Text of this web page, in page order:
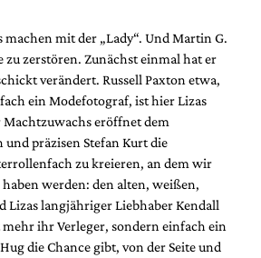
machen mit der „Lady“. Und Martin G.
zu zerstören. Zunächst einmal hat er
verändert. Russell Paxton etwa,
ein Modefotograf, ist hier Lizas
eröffnet dem
präzisen Stefan Kurt die
zu kreieren, an dem wir
haben werden: den alten, weißen,
Lizas langjähriger Liebhaber Kendall
ihr Verleger, sondern einfach ein
die Chance gibt, von der Seite und